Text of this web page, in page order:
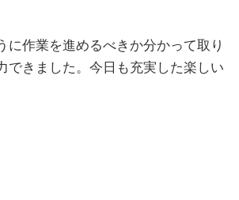
に作業を進めるべきか分かって取り
できました。今日も充実した楽しい